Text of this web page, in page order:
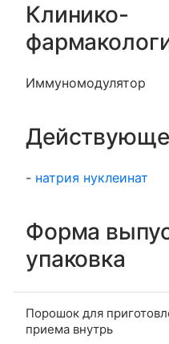
Клинико-
Иммуномодулятор
- натрия нуклеинат
Форма
упаковка
Порошок для
приема внутрь